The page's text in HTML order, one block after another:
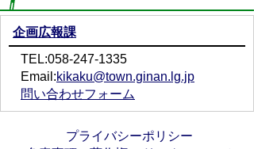
企画広報課
TEL:058-247-1335
Email:kikaku@town.ginan.lg.jp
問い合わせフォーム
プライバシーポリシー